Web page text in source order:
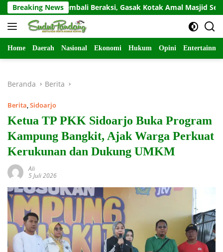
Langsung
ke
konten
Breaking News
Kembali Beraksi, Gasak Kotak Amal Masjid Sepi di
Home Daerah Nasional Ekonomi Hukum Opini
Beranda Berita
Berita,Sidoarjo
Ketua TP PKK Sidoarjo Buka Program
Kampung Bangkit, Ajak Warga Perkuat
Kerukunan dan Dukung UMKM
Ali
5 Juli 2026